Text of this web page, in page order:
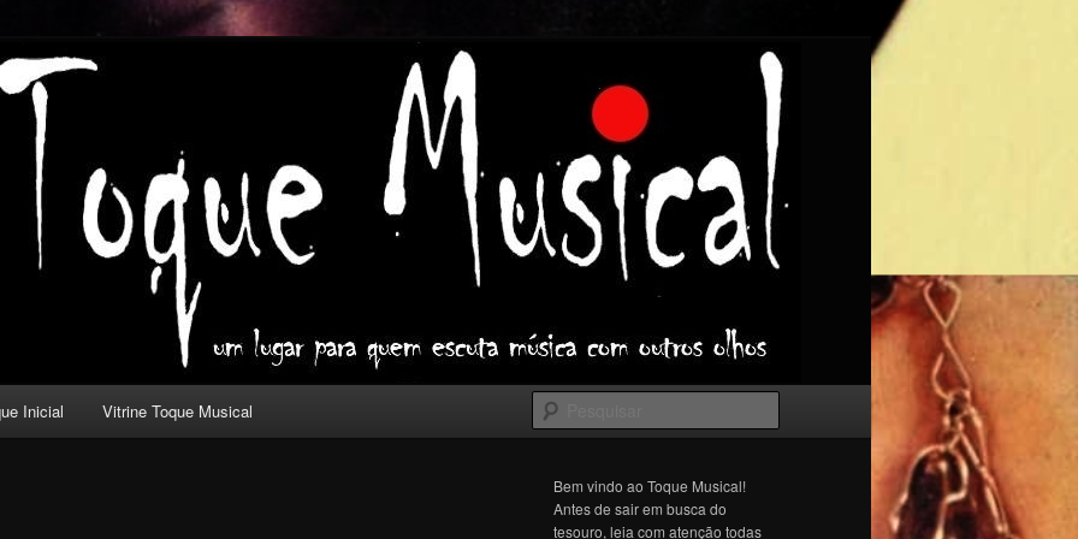
com outros olhos.
Inicial Vitrine Toque Musical
Bem vindo ao Toque Musical!
Antes de sair em busca do
tesouro, leia com atenção todas